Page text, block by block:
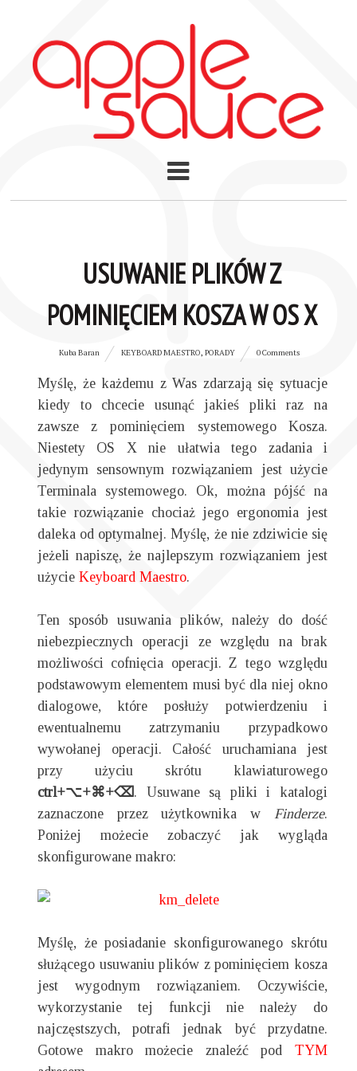
USUWANIE PLIKÓW Z
POMINIĘCIEM KOSZA W OS X
Kuba Baran KEYBOARD MAESTRO, PORADY 0 Comments
Myślę, że każdemu z Was zdarzają się sytuacje
kiedy to chcecie usunąć jakieś pliki raz na
zawsze z pominięciem systemowego Kosza.
Niestety OS X nie ułatwia tego zadania i
jedynym sensownym rozwiązaniem jest użycie
Terminala systemowego. Ok, można pójść na
takie rozwiązanie chociaż jego ergonomia jest
daleka od optymalnej. Myślę, że nie zdziwicie się
jeżeli napiszę, że najlepszym rozwiązaniem jest
użycie Keyboard Maestro.
Ten sposób usuwania plików, należy do dość
niebezpiecznych operacji ze względu na brak
możliwości cofnięcia operacji. Z tego względu
podstawowym elementem musi być dla niej okno
dialogowe, które posłuży potwierdzeniu i
ewentualnemu zatrzymaniu przypadkowo
wywołanej operacji. Całość uruchamiana jest
przy użyciu skrótu klawiaturowego
ctrl+⌥+⌘+⌫. Usuwane są pliki i katalogi
zaznaczone przez użytkownika wFinderze.
Poniżej możecie zobaczyć jak wygląda
skonfigurowane makro:
Myślę, że posiadanie skonfigurowanego skrótu
służącego usuwaniu plików z pominięciem kosza
jest wygodnym rozwiązaniem. Oczywiście,
wykorzystanie tej funkcji nie należy do
najczęstszych, potrafi jednak być przydatne.
Gotowe makro możecie znaleźć podTYM